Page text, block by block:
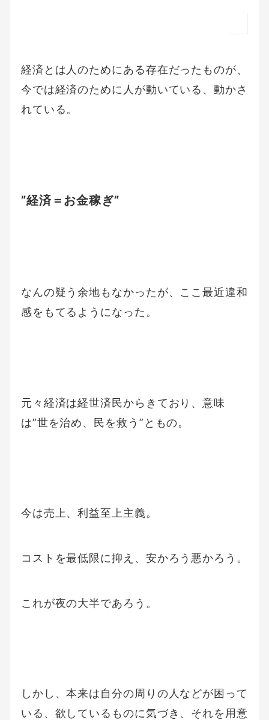
経済とは人のためにある存在だったものが、
今では経済のために人が動いている、動かさ
れている。
”経済＝お金稼ぎ”
なんの疑う余地もなかったが、ここ最近違和
感をもてるようになった。
元々経済は経世済民からきており、意味
は”世を治め、民を救う”ともの。
今は売上、利益至上主義。
コストを最低限に抑え、安かろう悪かろう。
これが夜の大半であろう。
しかし、本来は自分の周りの人などが困って
いる、欲しているものに気づき、それを用意